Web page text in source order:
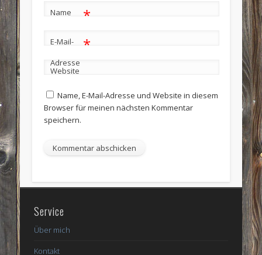
Name *
E-Mail-
Adresse
*
Website
Name, E-Mail-Adresse und Website in diesem
Browser für meinen nächsten Kommentar
speichern.
Service
Über mich
Kontakt